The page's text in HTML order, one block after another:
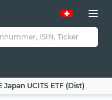
Japan UCITS ETF (Dist)